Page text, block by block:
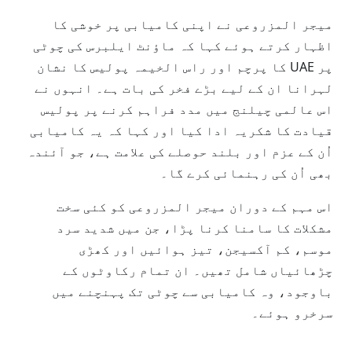
میجر المزروعی نے اپنی کامیابی پر خوشی کا
اظہار کرتے ہوئے کہا کہ ماؤنٹ ایلبرس کی چوٹی
پر UAE کا پرچم اور راس الخیمہ پولیس کا نشان
لہرانا ان کے لیے بڑے فخر کی بات ہے۔ انہوں نے
اس عالمی چیلنج میں مدد فراہم کرنے پر پولیس
قیادت کا شکریہ ادا کیا اور کہا کہ یہ کامیابی
اُن کے عزم اور بلند حوصلے کی علامت ہے، جو آئندہ
بھی اُن کی رہنمائی کرے گا۔
اس مہم کے دوران میجر المزروعی کو کئی سخت
مشکلات کا سامنا کرنا پڑا، جن میں شدید سرد
موسم، کم آکسیجن، تیز ہوائیں اور کھڑی
چڑھائیاں شامل تھیں۔ ان تمام رکاوٹوں کے
باوجود، وہ کامیابی سے چوٹی تک پہنچنے میں
سرخرو ہوئے۔